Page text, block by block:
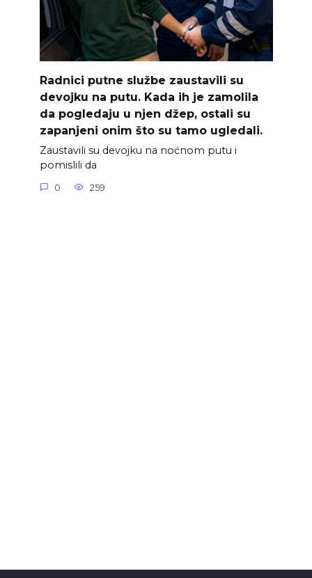
Radnici putne službe zaustavili su
devojku na putu. Kada ih je zamolila
da pogledaju u njen džep, ostali su
zapanjeni onim što su tamo ugledali.
Zaustavili su devojku na noćnom putu i
pomislili da
0 259